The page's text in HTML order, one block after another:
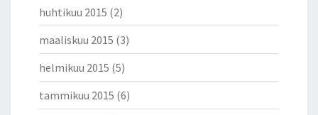
huhtikuu 2015 (2)
maaliskuu 2015 (3)
helmikuu 2015 (5)
tammikuu 2015 (6)